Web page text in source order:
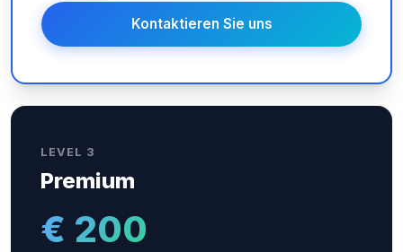
Kontaktieren Sie uns
LEVEL 3
Premium
€ 200